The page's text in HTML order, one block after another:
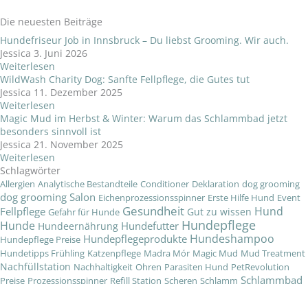
Die neuesten Beiträge
Hundefriseur Job in Innsbruck – Du liebst Grooming. Wir auch.
Jessica 3. Juni 2026
Weiterlesen
WildWash Charity Dog: Sanfte Fellpflege, die Gutes tut
Jessica 11. Dezember 2025
Weiterlesen
Magic Mud im Herbst & Winter: Warum das Schlammbad jetzt
besonders sinnvoll ist
Jessica 21. November 2025
Weiterlesen
Schlagwörter
Allergien Analytische Bestandteile Conditioner Deklaration dog grooming
dog grooming Salon Eichenprozessionsspinner Erste Hilfe Hund Event
Fellpflege Gefahr für Hunde Gesundheit Gut zu wissen Hund
Hunde Hundeernährung Hundefutter Hundepflege
Hundepflege Preise Hundepflegeprodukte Hundeshampoo
Hundetipps Frühling Katzenpflege Madra Mór Magic Mud Mud Treatment
Nachfüllstation Nachhaltigkeit Ohren Parasiten Hund PetRevolution
Preise Prozessionsspinner Refill Station Scheren Schlamm Schlammbad